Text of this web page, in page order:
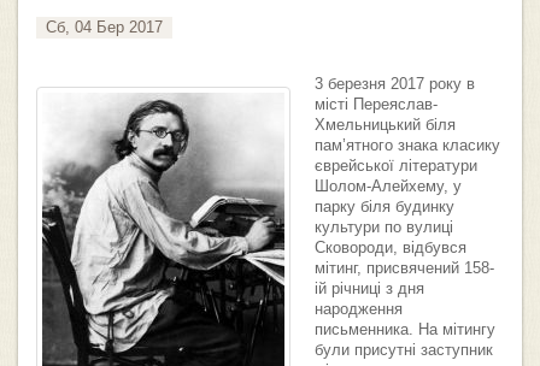
Сб, 04 Бер 2017
3 березня 2017 року в
місті Переяслав-
Хмельницький біля
пам’ятного знака класику
єврейської літератури
Шолом-Алейхему, у
парку біля будинку
культури по вулиці
Сковороди, відбувся
мітинг, присвячений 158-
ій річниці з дня
народження
письменника. На мітингу
були присутні заступник